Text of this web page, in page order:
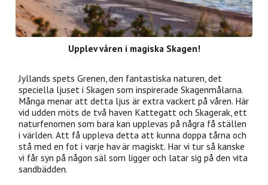
Upplev våren i magiska Skagen!
Jyllands spets Grenen, den fantastiska naturen, det
speciella ljuset i Skagen som inspirerade Skagenmålarna.
Många menar att detta ljus är extra vackert på våren. Här
vid udden möts de två haven Kattegatt och Skagerak, ett
naturfenomen som bara kan upplevas på några få ställen
i världen. Att få uppleva detta att kunna doppa tårna och
stå med en fot i varje hav är magiskt. Har vi tur så kanske
vi får syn på någon säl som ligger och latar sig på den vita
sandbädden.